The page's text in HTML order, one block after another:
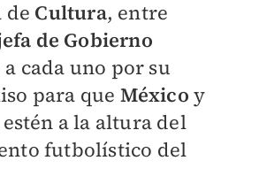
de Cultura, entre
de Gobierno
cada uno por su
para que México y
a la altura del
futbolístico del